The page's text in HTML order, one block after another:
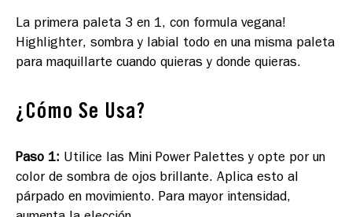
La primera paleta 3 en 1, con formula vegana!
Highlighter, sombra y labial todo en una misma paleta
para maquillarte cuando quieras y donde quieras.
¿Cómo Se Usa?
Paso 1: Utilice las Mini Power Palettes y opte por un
color de sombra de ojos brillante. Aplica esto al
párpado en movimiento. Para mayor intensidad,